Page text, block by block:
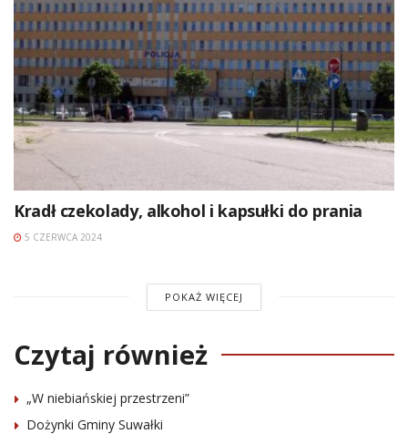
Kradł czekolady, alkohol i kapsułki do prania
5 CZERWCA 2024
POKAŻ WIĘCEJ
Czytaj również
„W niebiańskiej przestrzeni”
Dożynki Gminy Suwałki